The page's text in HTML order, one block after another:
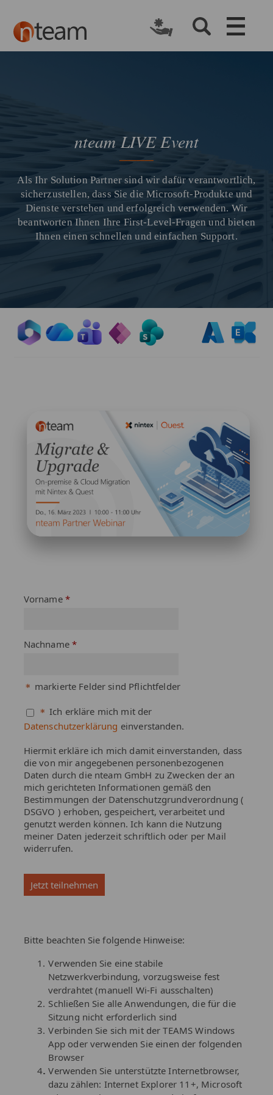
nteam LIVE Event
Als Ihr Solution Partner sind wir dafür verantwortlich,
sicherzustellen, dass Sie die Microsoft-Produkte und
Dienste verstehen und erfolgreich verwenden. Wir
beantworten Ihnen Ihre First-Level-Fragen und bieten
Ihnen einen schnellen und einfachen Support.​
Vorname
Nachname
markierte Felder sind Pflichtfelder
Ich erkläre mich mit der
Datenschutzerklärung einverstanden.
Hiermit erkläre ich mich damit einverstanden, dass
die von mir angegebenen personenbezogenen
Daten durch die nteam GmbH zu Zwecken der an
mich gerichteten Informationen gemäß den
Bestimmungen der Datenschutzgrundverordnung (
DSGVO ) erhoben, gespeichert, verarbeitet und
genutzt werden können. Ich kann die Nutzung
meiner Daten jederzeit schriftlich oder per Mail
widerrufen.
Bitte beachten Sie folgende Hinweise:
Verwenden Sie eine stabile
Netzwerkverbindung, vorzugsweise fest
verdrahtet (manuell Wi-Fi ausschalten)
Schließen Sie alle Anwendungen, die für die
Sitzung nicht erforderlich sind
Verbinden Sie sich mit der TEAMS Windows
App oder verwenden Sie einen der folgenden
Browser
. Verwenden Sie unterstützte Internetbrowser,
dazu zählen: Internet Explorer 11+, Microsoft